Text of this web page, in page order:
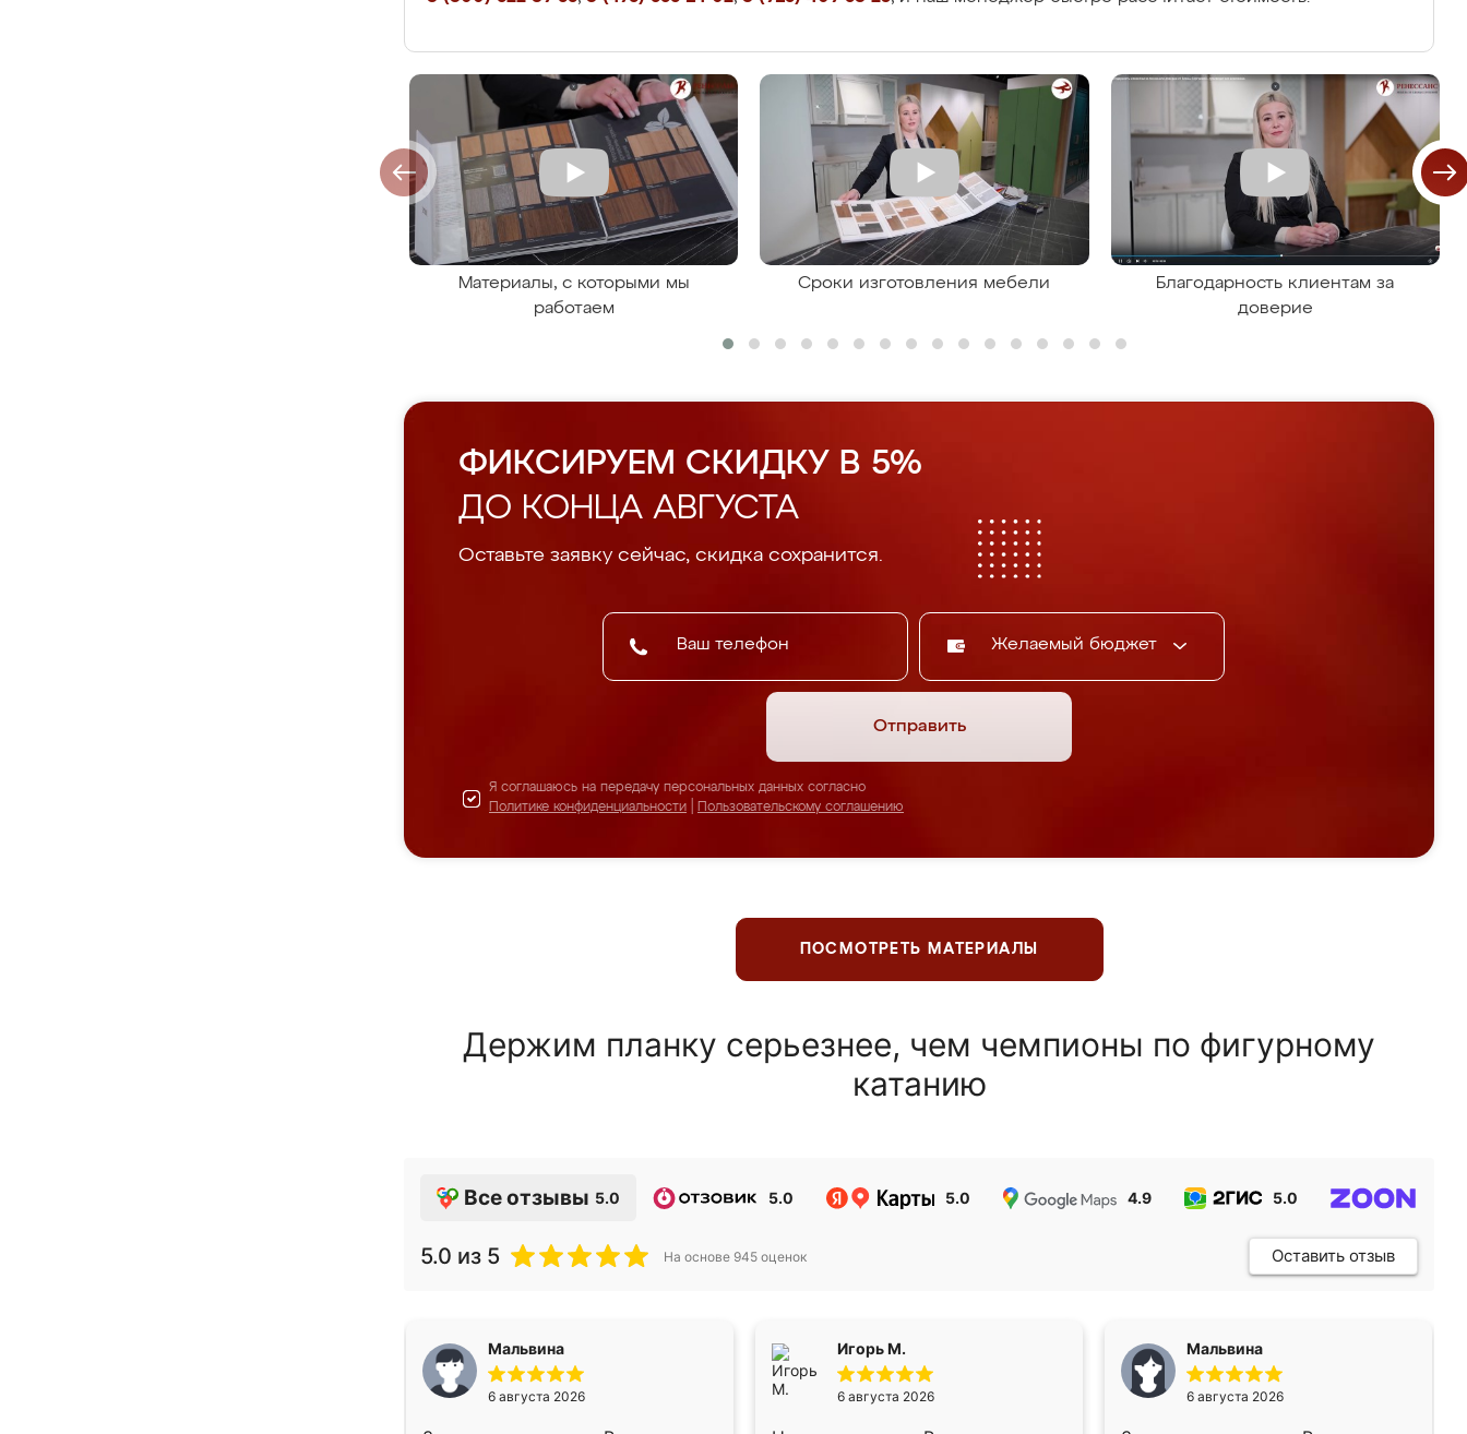
Материалы, с которыми мы
работаем
Сроки изготовления мебели
Благодарность клиентам за
доверие
ФИКСИРУЕМ СКИДКУ В 5%
ДО КОНЦА АВГУСТА
Оставьте заявку сейчас, скидка сохранится.
Желаемый бюджет
Отправить
Я соглашаюсь на передачу персональных данных согласно
Политике конфиденциальности
Пользовательскому соглашению
ПОСМОТРЕТЬ МАТЕРИАЛЫ
Держим планку серьезнее, чем чемпионы по фигурному
катанию
Все отзывы 5.0 5.0 5.0 4.9 5.0
5.0 из 5 На основе 945 оценок Оставить отзыв
Мальвина
6 августа 2026
Игорь М.
6 августа 2026
Мальвина
6 августа 2026